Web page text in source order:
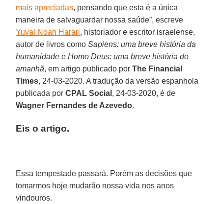
mais apreciadas, pensando que esta é a única
maneira de salvaguardar nossa saúde”, escreve
Yuval Noah Harari, historiador e escritor israelense,
autor de livros comoSapiens: uma breve história da
humanidadeeHomo Deus: uma breve história do
amanhã, em artigo publicado porThe Financial
Times, 24-03-2020. A tradução da versão espanhola
publicada porCPAL Social , 24-03-2020, é de
Wagner Fernandes de Azevedo.
Eis o artigo.
Essa tempestade passará. Porém as decisões que
tomarmos hoje mudarão nossa vida nos anos
vindouros.